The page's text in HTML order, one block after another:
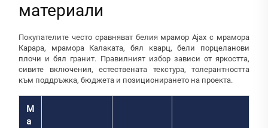
материали
Покупателите често сравняват белия мрамор Ajax с мрамора
Карара, мрамора Калаката, бял кварц, бели порцеланови
плочи и бял гранит. Правилният избор зависи от яркостта,
сивите включения, естествената текстура, толерантността
към поддръжка, бюджета и позиционирането на проекта.
М
а